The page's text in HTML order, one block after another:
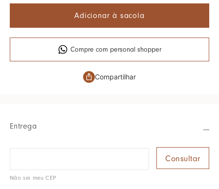
Adicionar à sacola
Compre com personal shopper
Compartilhar
Entrega
Não sei meu CEP